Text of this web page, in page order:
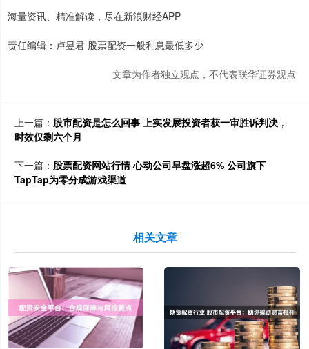
海量资讯、精准解读，尽在新浪财经APP
责任编辑：卢昱君 股票配资一般利息最低多少
文章为作者独立观点，不代表联华证券观点
上一篇： 股市配资是怎么回事 上实发展投资者获一审胜诉判决，
时效仅剩六个月
下一篇： 股票配资网站行情 心动公司早盘涨超6% 公司旗下
TapTap为零分成游戏渠道
相关文章